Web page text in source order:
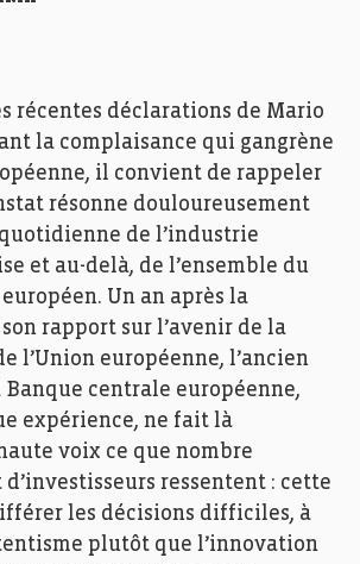
récentes déclarations de Mario
la complaisance qui gangrène
il convient de rappeler
résonne douloureusement
de l’industrie
et au-delà, de l’ensemble du
Un an après la
rapport sur l’avenir de la
l’Union européenne, l’ancien
centrale européenne,
expérience, ne fait là
voix ce que nombre
ressentent : cette
les décisions difficiles, à
plutôt que l’innovation